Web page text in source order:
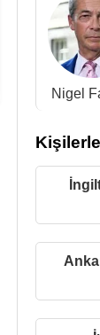
Nigel